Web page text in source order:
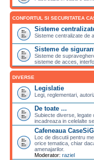
CONFORTUL SI SECURITATEA
Sisteme
Sisteme centralizate de
Sisteme de
Sisteme de
sisteme de acces,
DIVERSE
Legislatie
Legi, reglementari,
De toate ...
Subiecte diverse,
incadreaza in celelalte
Cafeneaua
Loc de discutii pentru
orice tematica, chiar
amenajarilor.
Moderator: raziel